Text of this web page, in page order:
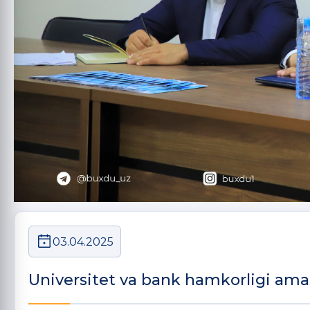
03.04.2025
Universitet va bank hamkorligi